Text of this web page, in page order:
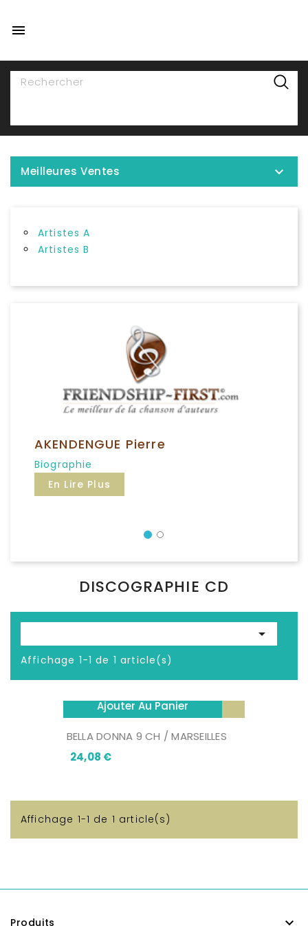

Meilleures Ventes 
Artistes A
Artistes B
AKENDENGUE Pierre
Biographie
En Lire Plus
DISCOGRAPHIE CD

Affichage 1-1 de 1 article(s)
Ajouter Au Panier
BELLA DONNA 9 CH / MARSEILLES
24,08 €Prix
Affichage 1-1 de 1 article(s)
Produits